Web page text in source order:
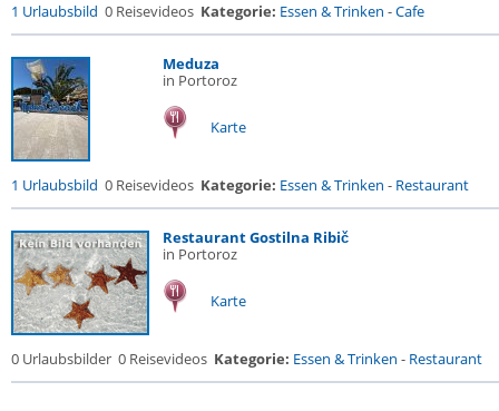
1 Urlaubsbild 0 Reisevideos Kategorie: Essen & Trinken -Cafe
Meduza
in Portoroz
Karte
1 Urlaubsbild 0 Reisevideos Kategorie: Essen & Trinken - Restaurant
Restaurant Gostilna Ribič
in Portoroz
Karte
0 Urlaubsbilder 0 Reisevideos Kategorie: Essen & Trinken - Restaurant